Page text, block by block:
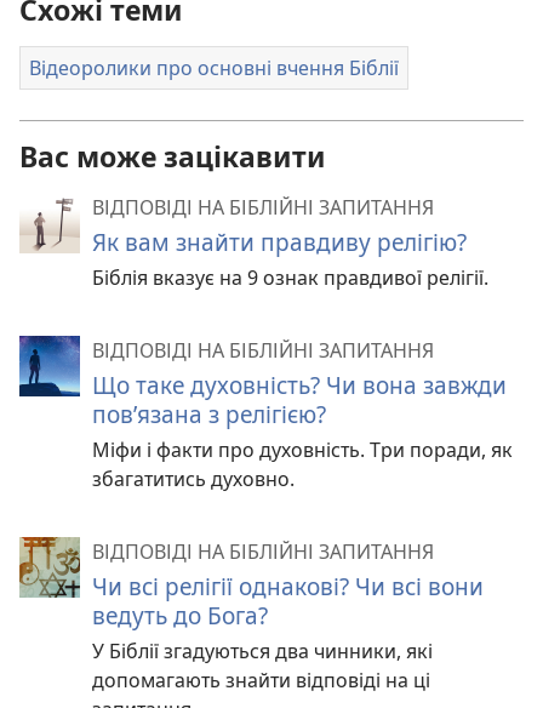
Схожі теми
Відеоролики про основні вчення Біблії
Вас може зацікавити
ВІДПОВІДІ НА БІБЛІЙНІ ЗАПИТАННЯ
Як вам знайти правдиву релігію?
Біблія вказує на 9 ознак правдивої релігії.
ВІДПОВІДІ НА БІБЛІЙНІ ЗАПИТАННЯ
Що таке духовність? Чи вона завжди
пов’язана з релігією?
Міфи і факти про духовність. Три поради, як
збагатитись духовно.
ВІДПОВІДІ НА БІБЛІЙНІ ЗАПИТАННЯ
Чи всі релігії однакові? Чи всі вони
ведуть до Бога?
У Біблії згадуються два чинники, які
допомагають знайти відповіді на ці